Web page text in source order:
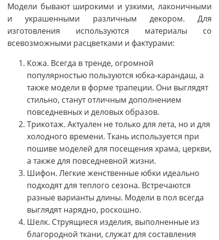
Модели бывают широкими и узкими, лаконичными
и украшенными различным декором. Для
изготовления используются материалы со
всевозможными расцветками и фактурами:
Кожа. Всегда в тренде, огромной
популярностью пользуются юбка-карандаш, а
также модели в форме трапеции. Они выглядят
стильно, станут отличным дополнением
повседневных и деловых образов.
Трикотаж. Актуален не только для лета, но и для
холодного времени. Ткань используется при
пошиве моделей для посещения храма, церкви,
а также для повседневной жизни.
Шифон. Легкие женственные юбки идеально
подходят для теплого сезона. Встречаются
разные варианты длины. Модели в пол всегда
выглядят нарядно, роскошно.
Шелк. Струящиеся изделия, выполненные из
благородной ткани, служат для составления